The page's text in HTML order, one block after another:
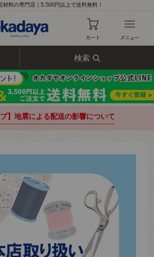
材料の専門店｜5,500円以上で送料無料！
検索
】地震による配送の影響について